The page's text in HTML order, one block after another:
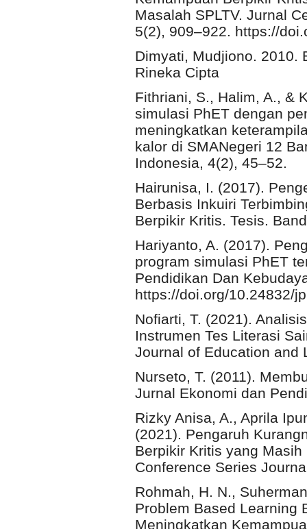
Masalah SPLTV. Jurnal
5(2), 909–922. https://
Dimyati, Mudjiono. 2010.
Rineka Cipta
Fithriani, S., Halim, A., &
simulasi PhET dengan
meningkatkan
kalor di SMANegeri 12
Indonesia, 4(2), 45–52.
Hairunisa, I. (2017).
Berbasis Inkuiri
Berpikir Kritis. Tesis.
Hariyanto, A. (2017).
program simulasi PhET
Pendidikan Dan
https://doi.org/10.24832/
Nofiarti, T. (2021).
Instrumen Tes Literasi
Journal of Education and
Nurseto, T. (2011).
Jurnal Ekonomi dan
Rizky Anisa, A., Aprila
(2021). Pengaruh
Berpikir Kritis yang
Conference Series
Rohmah, H. N.,
Problem Based Learning
Meningkatkan